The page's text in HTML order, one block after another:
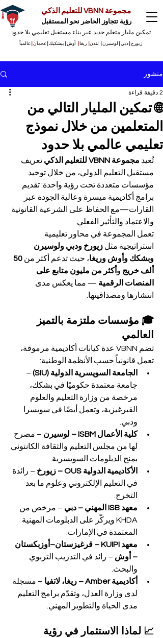
مجموعة VBNN للتعليم الذكي
رؤية تتجاوز الحاضر نحو المستقبل
تمكين مليار متعلم جديد عبر بناء مستقبل تعليمي بلا حدود
زيورخ دبي لوسيرن لندن ريغا أوش بيشكيك عجمان |عالمياً
منشور
🌐 تمكين المليار التالي من
المتعلمين من خلال نموذج
تعليمي عالمي بلا حدود
2 دقيقة قراءة
تُعيد مجموعة VBNN للتعليم الذكي
تعريف
مستقبل التعليم الدولي، من خلال توحيد
مؤسسات متعددة تحت رؤية واحدة: تقديم
برامج أكاديمية ميسرة وعالية الجودة عبر
القارات—مع الحفاظ على الشرعية القانونية
والاعتماد والتأثير الفعلي.
تعمل المجموعة في محاور تعليمية
استراتيجية مثل زيورخ ودبي ولوسيرن
وبشكك وأوش وريغا، حيث تدعم أكثر من
ألف خريج و أكثر من مليون متابع على
المنصات الرقمية — مما يعكس مدى
انتشارها ومصداقيتها.
🎓 مؤسسات ملتزمة بالتميز
العالمي
تضم VBNN عدة كيانات أكاديمية مرموقة،
تعمل قانونياً حسب الأنظمة الوطنية:
الجامعة السويسرية الدولية (SIU)
–
جامعة معتمدة حكوميًا في بشكك،
مرخصة من وزارة التعليم والعلوم
القيرغيزية، وتعمل أيضًا في سويسرا
ودبي.
كلية الأعمال ISBM – لوسيرن
– مصرح
لها من مجلس التعليم والثقافة الكانتوني
بمنح الدبلومات السويسرية.
الأكاديمية الدولية OUS – زيورخ
– رائدة
في التعليم الإلكتروني وعلوم ما بعد
التخرج.
معهد ISB المهني – دبي
– مرخص من
KHDA ويركّز على الدبلومات المهنية
المعتمدة في الإمارات.
معهد KUIPI – قرغيزستان–أوزبكستان
– أوش – رائد في التدريب التربوي
والبحث.
أكاديمية Amber – ريغا، لاتفيا
– مسجلة
لدى وزارة العدل، وتقدّم برامج التعليم
مدى الحياة والتطوير المهني.
📈 لماذا الاستثمار في رؤية